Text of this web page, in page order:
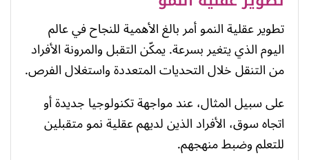
تطوير عقلية النمو أمر بالغ الأهمية للنجاح في عالم
اليوم الذي يتغير بسرعة. يمكّن التقبل والمرونة الأفراد
من التنقل خلال التحديات المتعددة واستغلال الفرص.
على سبيل المثال، عند مواجهة تكنولوجيا جديدة أو
اتجاه سوق، الأفراد الذين لديهم عقلية نمو متقبلين
للتعلم وضبط منهجهم.